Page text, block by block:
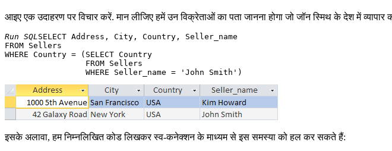
आइए एक उदाहरण पर विचार करें. मान लीजिए हमें उन विक्रेताओं का पता जानना होगा जो जॉन स्मिथ के देश में
Run SQL SELECT Address, City, Country, Seller_name
FROM Sellers
WHERE Country = (SELECT Country
                 FROM Sellers
इसके अलावा, हम निम्नलिखित कोड लिखकर स्व-कनेक्शन के माध्यम से इस समस्या को हल कर सकते हैं: